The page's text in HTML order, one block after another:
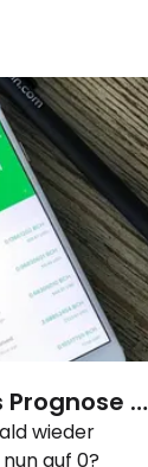
Prognose –
noch
wieder
auf 0?